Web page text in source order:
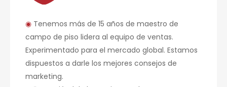
◉ Tenemos más de 15 años de maestro de
campo de piso lidera al equipo de ventas.
Experimentado para el mercado global. Estamos
dispuestos a darle los mejores consejos de
marketing.